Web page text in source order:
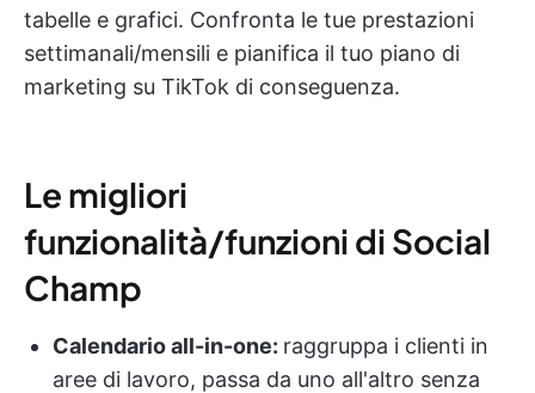
tabelle e grafici. Confronta le tue prestazioni
settimanali/mensili e pianifica il tuo piano di
marketing su TikTok di conseguenza.
Le migliori
funzionalità/funzioni di Social
Champ
Calendario all-in-one: raggruppa i clienti in
aree di lavoro, passa da uno all'altro senza